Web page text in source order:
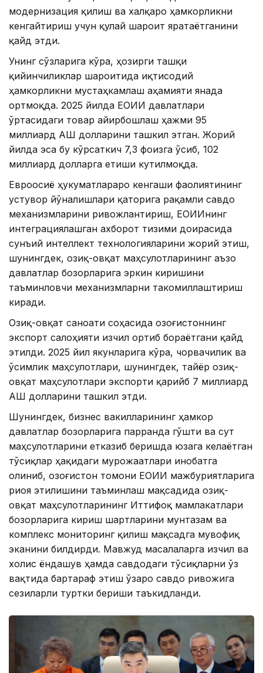
модернизация қилиш ва халқаро ҳамкорликни
кенгайтириш учун қулай шароит яратаётганини
қайд этди.
Унинг сўзларига кўра, ҳозирги ташқи
қийинчиликлар шароитида иқтисодий
ҳамкорликни мустаҳкамлаш аҳамияти янада
ортмоқда. 2025 йилда ЕОИИ давлатлари
ўртасидаги товар айирбошлаш ҳажми 95
миллиард АҚШ долларини ташкил этган. Жорий
йилда эса бу кўрсаткич 7,3 фоизга ўсиб, 102
миллиард долларга етиши кутилмоқда.
Евроосиё ҳукуматлараро кенгаши фаолиятининг
устувор йўналишлари қаторига рақамли савдо
механизмларини ривожлантириш, ЕОИИнинг
интеграциялашган ахборот тизими доирасида
сунъий интеллект технологияларини жорий этиш,
шунингдек, озиқ-овқат маҳсулотларининг аъзо
давлатлар бозорларига эркин киришини
таъминловчи механизмларни такомиллаштириш
киради.
Озиқ-овқат саноати соҳасида Қозоғистоннинг
экспорт салоҳияти изчил ортиб бораётгани қайд
этилди. 2025 йил якунларига кўра, чорвачилик ва
ўсимлик маҳсулотлари, шунингдек, тайёр озиқ-
овқат маҳсулотлари экспорти қарийб 7 миллиард
АҚШ долларини ташкил этди.
Шунингдек, бизнес вакилларининг ҳамкор
давлатлар бозорларига парранда гўшти ва сут
маҳсулотларини етказиб беришда юзага келаётган
тўсиқлар ҳақидаги мурожаатлари инобатга
олиниб, Қозоғистон томони ЕОИИ мажбуриятларига
риоя этилишини таъминлаш мақсадида озиқ-
овқат маҳсулотларининг Иттифоқ мамлакатлари
бозорларига кириш шартларини мунтазам ва
комплекс мониторинг қилиш мақсадга мувофиқ
эканини билдирди. Мавжуд масалаларга изчил ва
холис ёндашув ҳамда савдодаги тўсиқларни ўз
вақтида бартараф этиш ўзаро савдо ривожига
сезиларли туртки бериши таъкидланди.